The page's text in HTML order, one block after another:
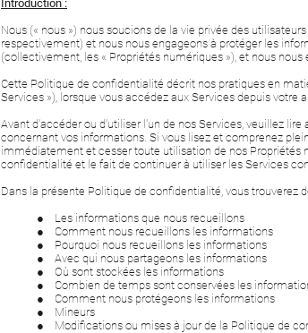
Introduction :
Nous (« nous ») nous soucions de la vie privée des
respectivement) et nous nous engageons à protéger les
(collectivement, les « Propriétés numériques »), et nous
Cette Politique de confidentialité décrit nos pratiques en
Services »), lorsque vous accédez aux Services depuis votre
Avant d'accéder ou d'utiliser l'un de nos Services, veuillez
concernant vos informations. Si vous lisez et comprenez
immédiatement et cesser toute utilisation de nos Propriétés
confidentialité et le fait de continuer à utiliser les Services
Dans la présente Politique de confidentialité, vous trouverez
● Les informations que nous recueillons
● Comment nous recueillons les informations
● Pourquoi nous recueillons les informations
● Avec qui nous partageons les informations
● Où sont stockées les informations
● Combien de temps sont conservées les
● Comment nous protégeons les informations
● Mineurs
● Modifications ou mises à jour de la Politique de